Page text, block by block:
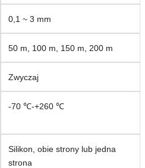
0,1 ~ 3 mm
50 m, 100 m, 150 m, 200 m
Zwyczaj
-70 ℃-+260 ℃
Silikon, obie strony lub jedna
strona